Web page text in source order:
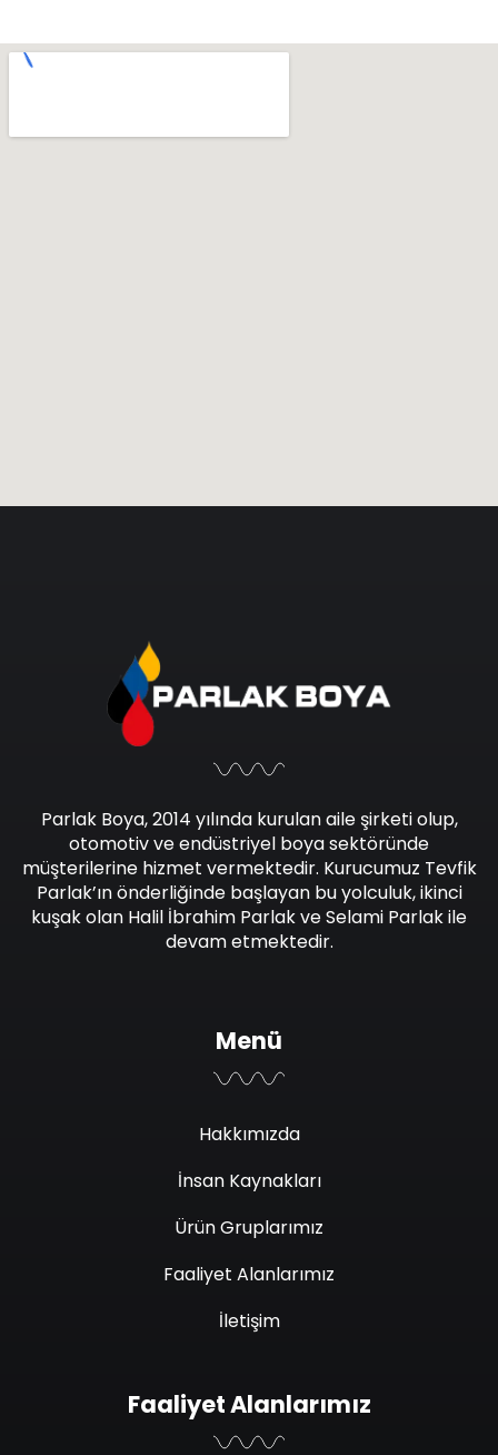
Parlak Boya, 2014 yılında kurulan aile şirketi olup,
otomotiv ve endüstriyel boya sektöründe
müşterilerine hizmet vermektedir. Kurucumuz Tevfik
Parlak’ın önderliğinde başlayan bu yolculuk, ikinci
kuşak olan Halil İbrahim Parlak ve Selami Parlak ile
devam etmektedir.
Menü
Hakkımızda
İnsan Kaynakları
Ürün Gruplarımız
Faaliyet Alanlarımız
İletişim
Faaliyet Alanlarımız